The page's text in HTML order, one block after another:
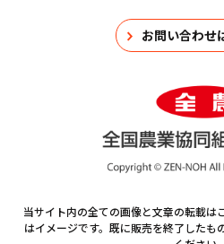
お問い合わせ
当サイト内の全ての画像と文章の転載は
はイメージです。既に販売を終了したも